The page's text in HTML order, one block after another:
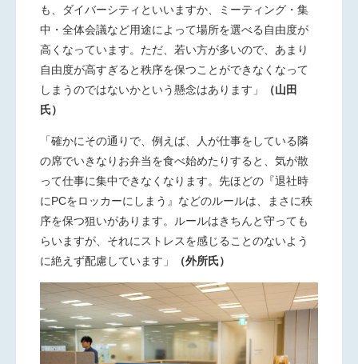
も、ダイバーシティといいますか、ミーティング・集
中・全体会議など用途によって場所を選べる自由度が
高くなっています。ただ、若い方が多いので、あまり
自由度が高すぎると秩序を保つことができなくなって
しまうのではないかという懸念はあります」
（山田
氏）
「確かにその通りで、例えば、人が仕事をしている隣
の席でいきなりお弁当を食べ始めたりすると、気が散
って仕事に集中できなくなります。先ほどの『退社時
にPCをロッカーにしまう』などのルールは、まさに秩
序を保つ狙いがあります。ルールはきちんと守っても
らいますが、それにストレスを感じることのないよう
に絶えず配慮しています」
（外所氏）